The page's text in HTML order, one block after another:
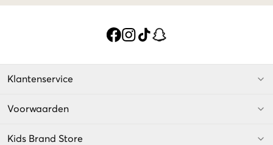
Klantenservice
Voorwaarden
Kids Brand Store